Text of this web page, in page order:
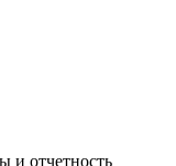
и отчетность